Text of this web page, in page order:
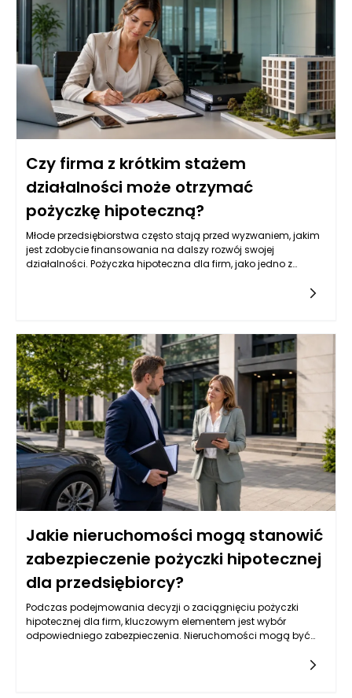
Czy firma z krótkim stażem
działalności może otrzymać
pożyczkę hipoteczną?
Młode przedsiębiorstwa często stają przed wyzwaniem, jakim
jest zdobycie finansowania na dalszy rozwój swojej
działalności. Pożyczka hipoteczna dla firm, jako jedno z
powinni zatem zrozumieć, jakie czynniki wpływają na decyzję
banków i instytucji pożyczkowych w kontekście udzielania
pożyczek hipotecznych.
Jakie nieruchomości mogą stanowić
zabezpieczenie pożyczki hipotecznej
dla przedsiębiorcy?
Podczas podejmowania decyzji o zaciągnięciu pożyczki
hipotecznej dla firm, kluczowym elementem jest wybór
odpowiedniego zabezpieczenia. Nieruchomości mogą być